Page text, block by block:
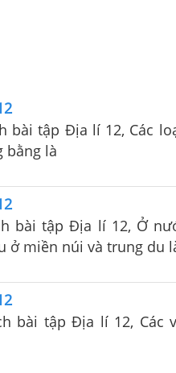
bài tập Địa lí 12, Các
bằng là
bài tập Địa lí 12, Ở
ở miền núi và trung du
bài tập Địa lí 12, Các